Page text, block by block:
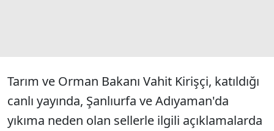
Tarım ve Orman Bakanı Vahit Kirişçi, katıldığı
canlı yayında, Şanlıurfa ve Adıyaman'da
yıkıma neden olan sellerle ilgili açıklamalarda